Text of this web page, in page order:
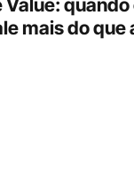
quando
mais do que